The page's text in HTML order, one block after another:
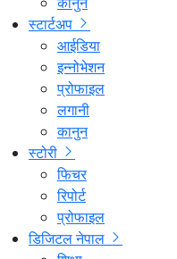
स्टार्टअप
आईडिया
इन्नोभेशन
प्रोफाइल
लगानी
कानुन
स्टोरी
फिचर
रिपोर्ट
प्रोफाइल
डिजिटल नेपाल